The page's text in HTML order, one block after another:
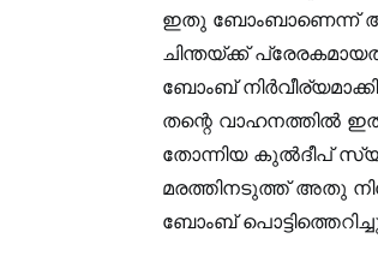
ഇതു ബോംബാണെന്ന്
ചിന്തയ്ക്ക്
ബോംബ്
തന്റെ വാഹനത്തിൽ
തോന്നിയ കുൽദീപ്
മരത്തിനടുത്ത് അതു
ബോംബ്